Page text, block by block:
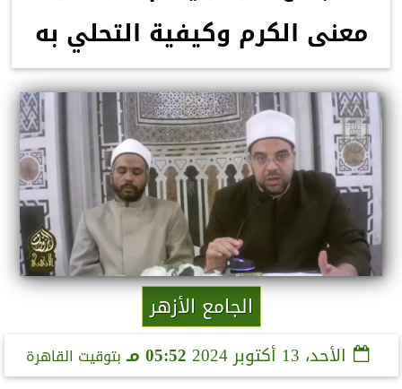
معنى الكرم وكيفية التحلي به
الجامع الأزهر
الأحد، 13 أكتوبر 2024 05:52 مـ بتوقيت القاهرة